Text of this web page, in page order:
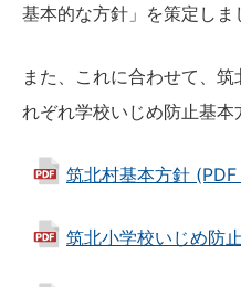
基本的な方針」を策定しま
また、これに合わせて、
れぞれ学校いじめ防止基本
筑北村基本方針 (PDF
筑北小学校いじめ防